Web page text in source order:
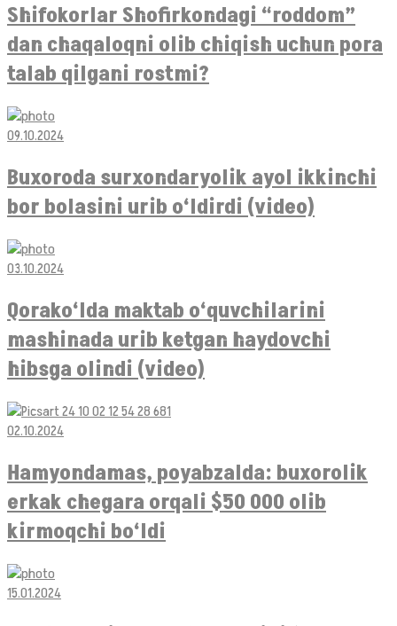
Shifokorlar Shofirkondagi “roddom”
dan chaqaloqni olib chiqish uchun pora
talab qilgani rostmi?
09.10.2024
Buxoroda surxondaryolik ayol ikkinchi
bor bolasini urib o‘ldirdi (video)
03.10.2024
Qorako‘lda maktab o‘quvchilarini
mashinada urib ketgan haydovchi
hibsga olindi (video)
02.10.2024
Hamyondamas, poyabzalda: buxorolik
erkak chegara orqali $50 000 olib
kirmoqchi bo‘ldi
15.01.2024